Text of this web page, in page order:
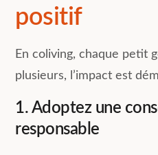
positif
En coliving, chaque petit
plusieurs, l’impact est
1. Adoptez une
responsable